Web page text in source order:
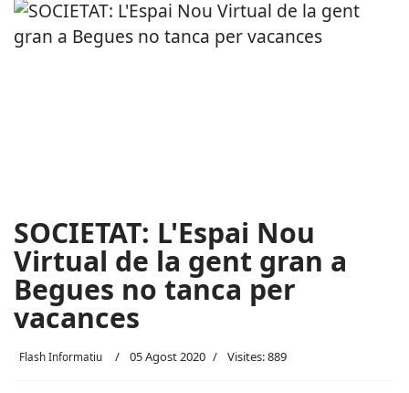
SOCIETAT: L'Espai Nou
Virtual de la gent gran a
Begues no tanca per
vacances
Flash Informatiu 05 Agost 2020 Visites: 889